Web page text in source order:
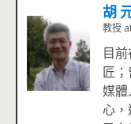
胡
教授
目
匠
媒
心